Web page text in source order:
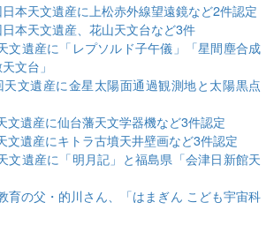
本天文遺産に上松赤外線望遠鏡など2件認定
本天文遺産、花山天文台など3件
文遺産に「レプソルド子午儀」「星間塵合成
文台」
天文遺産に金星太陽面通過観測地と太陽黒点
文遺産に仙台藩天文学器機など3件認定
文遺産にキトラ古墳天井壁画など3件認定
文遺産に「明月記」と福島県「会津日新館天
育の父・的川さん、「はまぎん こども宇宙科